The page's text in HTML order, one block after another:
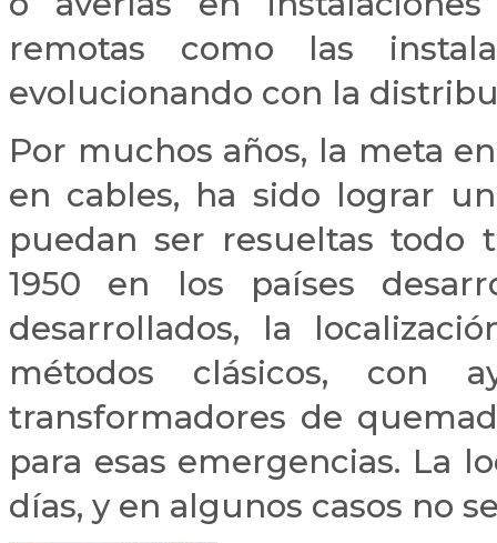
remotas como las
evolucionando con la
Por muchos años, la meta
en cables, ha sido lograr
puedan ser resueltas todo
1950 en los países
desarrollados, la
métodos clásicos, con
transformadores de
para esas emergencias. La
días, y en algunos casos no